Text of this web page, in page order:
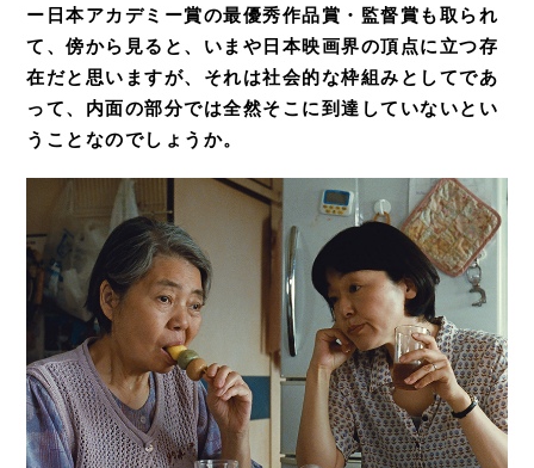
ー日本アカデミー賞の最優秀作品賞・監督賞も取られ
て、傍から見ると、いまや日本映画界の頂点に立つ存
在だと思いますが、それは社会的な枠組みとしてであ
って、内面の部分では全然そこに到達していないとい
うことなのでしょうか。